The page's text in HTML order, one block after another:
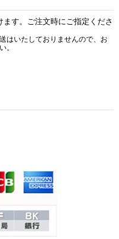
す。ご注文時にご指定くださ
はいたしておりませんので、お
。